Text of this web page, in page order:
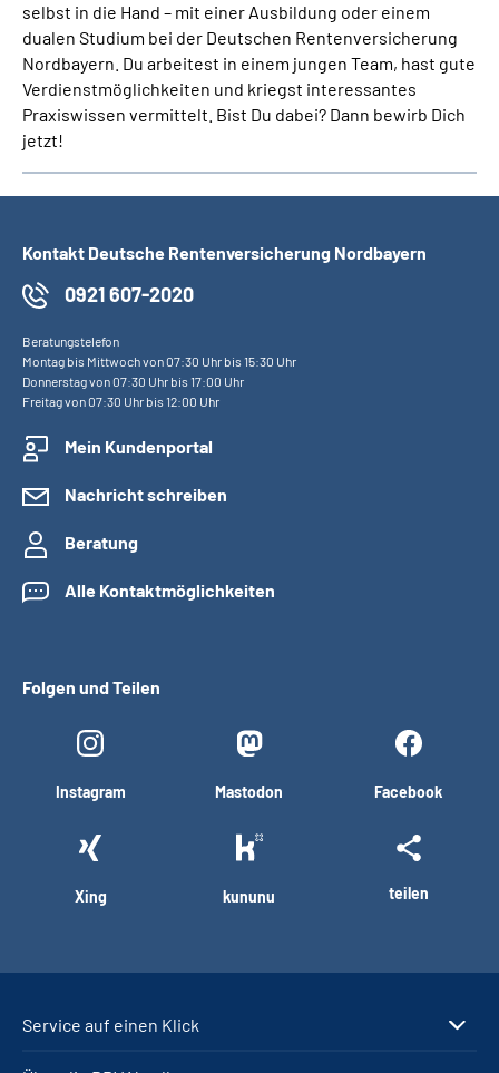
selbst in die Hand – mit einer Ausbildung oder einem
dualen Studium bei der Deutschen Rentenversicherung
Nordbayern. Du arbeitest in einem jungen Team, hast gute
Verdienstmöglichkeiten und kriegst interessantes
Praxiswissen vermittelt. Bist Du dabei? Dann bewirb Dich
jetzt!
Kontakt Deutsche Rentenversicherung Nordbayern
0921 607-2020
Beratungstelefon
Montag bis Mittwoch von 07:30 Uhr bis 15:30 Uhr
Donnerstag von 07:30 Uhr bis 17:00 Uhr
Freitag von 07:30 Uhr bis 12:00 Uhr
Mein Kundenportal
Nachricht schreiben
Beratung
Alle Kontaktmöglichkeiten
Folgen und Teilen
Instagram Mastodon Facebook
Xing kununu teilen
Service auf einen Klick